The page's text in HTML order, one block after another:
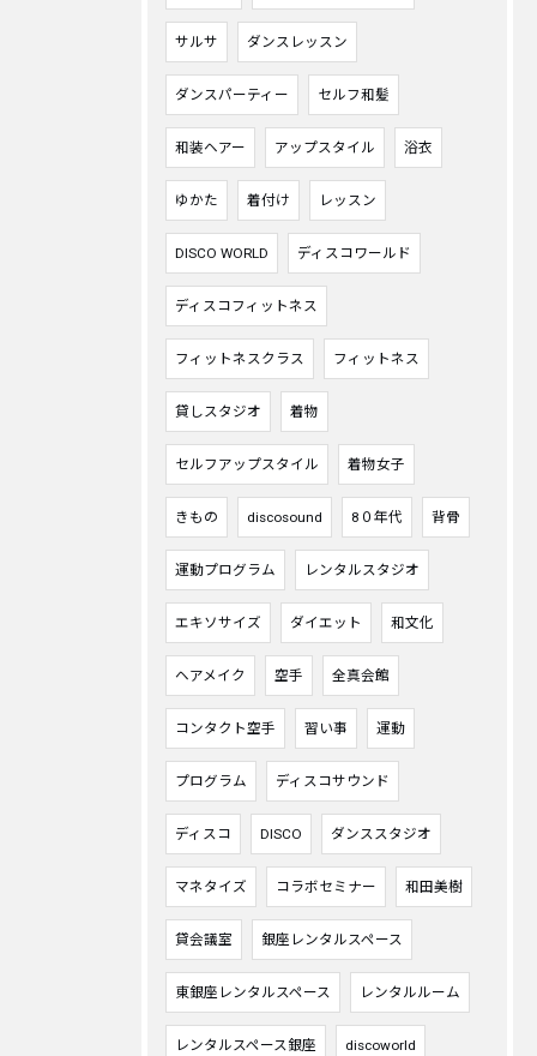
サルサ ダンスレッスン
ダンスパーティー セルフ和髪
和装ヘアー アップスタイル 浴衣
ゆかた 着付け レッスン
DISCO WORLD ディスコワールド
ディスコフィットネス
フィットネスクラス フィットネス
貸しスタジオ 着物
セルフアップスタイル 着物女子
きもの discosound 8０年代 背骨
運動プログラム レンタルスタジオ
エキソサイズ ダイエット 和文化
ヘアメイク 空手 全真会館
コンタクト空手 習い事 運動
プログラム ディスコサウンド
ディスコ DISCO ダンススタジオ
マネタイズ コラボセミナー 和田美樹
貸会議室 銀座レンタルスペース
東銀座レンタルスペース レンタルルーム
レンタルスペース銀座 discoworld